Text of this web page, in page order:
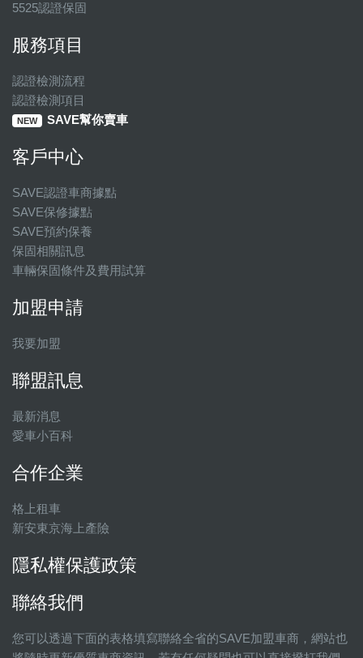
5525認證保固
服務項目
認證檢測流程
認證檢測項目
NEW SAVE幫你賣車
客戶中心
SAVE認證車商據點
SAVE保修據點
SAVE預約保養
保固相關訊息
車輛保固條件及費用試算
加盟申請
我要加盟
聯盟訊息
最新消息
愛車小百科
合作企業
格上租車
新安東京海上產險
隱私權保護政策
聯絡我們
您可以透過下面的表格填寫聯絡全省的SAVE加盟車商，網站也